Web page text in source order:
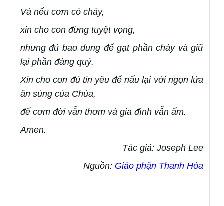
Và nếu cơm có cháy,
xin cho con đừng tuyệt vọng,
nhưng đủ bao dung để gạt phần cháy và giữ
lại phần đáng quý.
Xin cho con đủ tin yêu để nấu lại với ngọn lửa
ân sủng của Chúa,
để cơm đời vẫn thơm và gia đình vẫn ấm.
Amen.
Tác giả: Joseph Lee
Nguồn: Giáo phận Thanh Hóa